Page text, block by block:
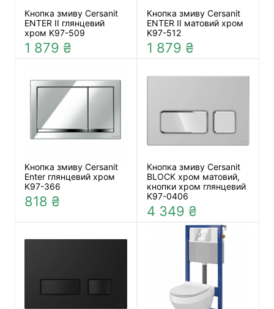
Кнопка змиву Cersanit
ENTER II глянцевий
хром K97-509
1 879 ₴
Кнопка змиву Cersanit
ENTER II матовий хром
K97-512
1 879 ₴
Кнопка змиву Cersanit
Enter глянцевий хром
K97-366
818 ₴
Кнопка змиву Cersanit
BLOCK хром матовий,
кнопки хром глянцевий
K97-0406
4 349 ₴